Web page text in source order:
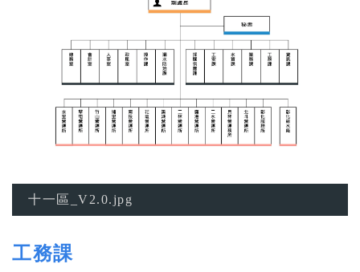
十一區_V2.0.jpg
工務課